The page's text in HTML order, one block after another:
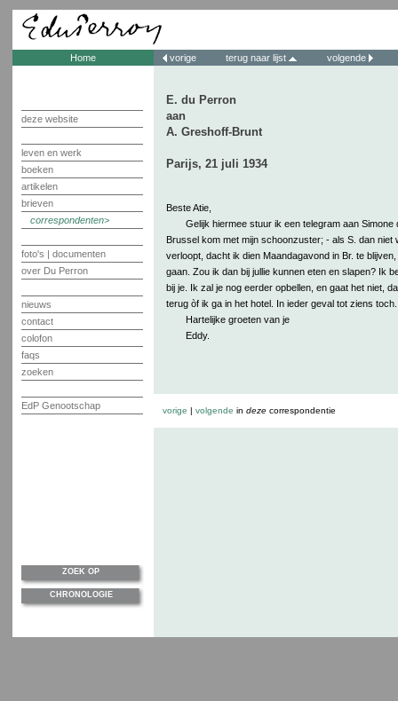
Home
deze website
leven en werk
boeken
artikelen
brieven
correspondenten
foto's | documenten
over Du Perron
nieuws
contact
colofon
faqs
zoeken
EdP Genootschap
vorige terug naar lijst volgende
E. du Perron
aan
A. Greshoff-Brunt
Parijs, 21 juli 1934
Beste Atie,
Gelijk hiermee stuur ik een telegram aan Simone
Brussel kom met mijn schoonzuster; - als S. dan niet
verloopt, dacht ik dien Maandagavond in Br. te
gaan. Zou ik dan bij jullie kunnen eten en slapen? Ik
bij je. Ik zal je nog eerder opbellen, en gaat het niet,
terug òf ik ga in het hotel. In ieder geval tot ziens toch.
Hartelijke groeten van je
Eddy.
vorige | volgende in dezecorrespondentie
ZOEK OP
CHRONOLOGIE